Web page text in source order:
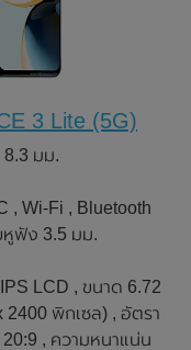
3 Lite (5G)
8.3 มม.
, Wi-Fi , Bluetooth
หูฟัง 3.5 มม.
LCD , ขนาด 6.72
2400 พิกเซล) , อัตรา
20:9 , ความหนาแน่น